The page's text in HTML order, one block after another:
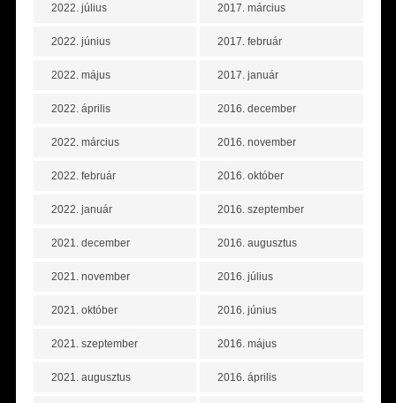
2022. július
2022. június
2022. május
2022. április
2022. március
2022. február
2022. január
2021. december
2021. november
2021. október
2021. szeptember
2021. augusztus
2017. március
2017. február
2017. január
2016. december
2016. november
2016. október
2016. szeptember
2016. augusztus
2016. július
2016. június
2016. május
2016. április